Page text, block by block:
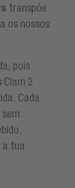
transpõe
os nossos
pois
Clam 2
Cada
a tua